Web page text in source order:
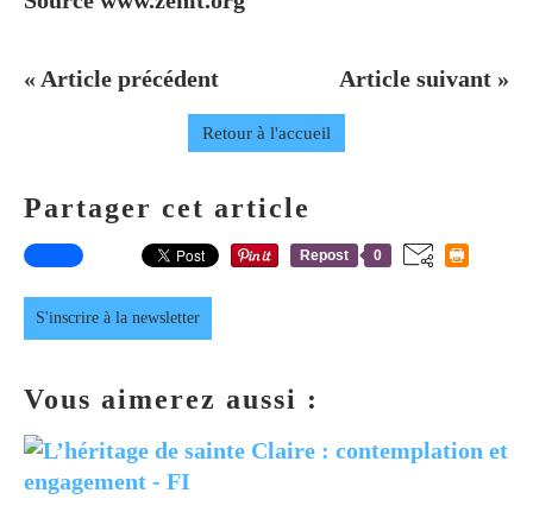
« Article précédent Article suivant »
Retour à l'accueil
Partager cet article
Repost 0
S'inscrire à la newsletter
Vous aimerez aussi :